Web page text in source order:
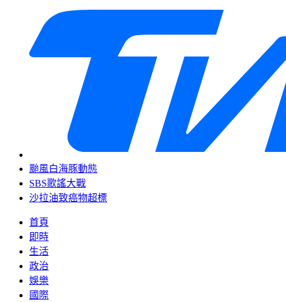
颱風白海豚動態
SBS歌謠大戰
沙拉油致癌物超標
首頁
即時
生活
政治
娛樂
國際